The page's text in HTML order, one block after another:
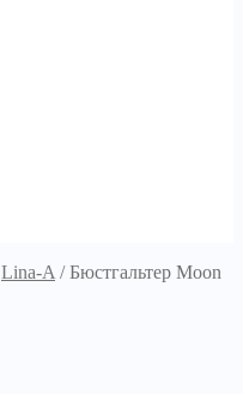
Lina-A /Бюстгальтер Moon